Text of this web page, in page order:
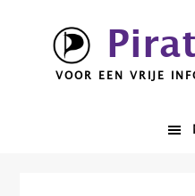
hoofdnavigatieVOOR EEN VRIJE